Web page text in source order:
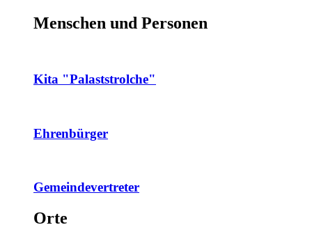
Menschen und Personen
Kita "Palaststrolche"
Ehrenbürger
Gemeindevertreter
Orte